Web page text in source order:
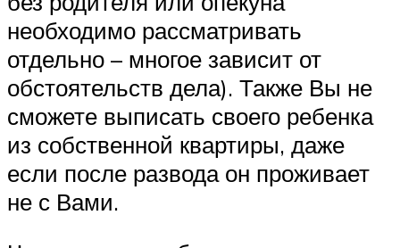
необходимо рассматривать
отдельно – многое зависит от
обстоятельств дела). Также Вы не
сможете выписать своего ребенка
из собственной квартиры, даже
если после развода он проживает
не с Вами.